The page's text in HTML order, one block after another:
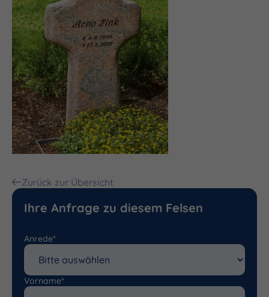
Zurück zur Übersicht
Ihre Anfrage zu diesem Felsen
Anrede*
Vorname*